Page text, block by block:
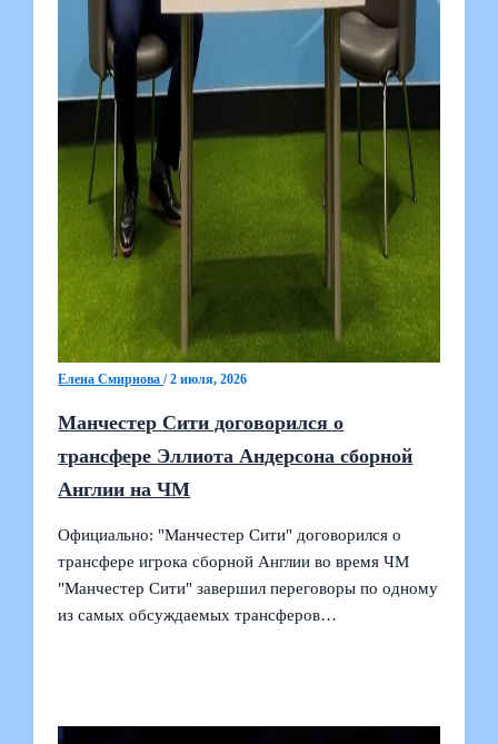
Елена Смирнова/2 июля, 2026
Манчестер Сити договорился о
трансфере Эллиота Андерсона сборной
Англии на ЧМ
Официально: "Манчестер Сити" договорился о
трансфере игрока сборной Англии во время ЧМ
"Манчестер Сити" завершил переговоры по одному
из самых обсуждаемых трансферов…